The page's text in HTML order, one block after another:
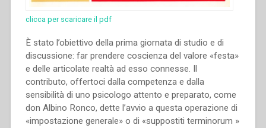
clicca per scaricare il pdf
È stato l’obiettivo della prima giornata di studio e di
discussione: far prendere coscienza del valore «festa»
e delle articolate realtà ad esso connesse. Il
contributo, offertoci dalla competenza e dalla
sensibilità di uno psicologo attento e preparato, come
don Albino Ronco, dette l’avvio a questa operazione di
«impostazione generale» o di «suppostiti terminorum »